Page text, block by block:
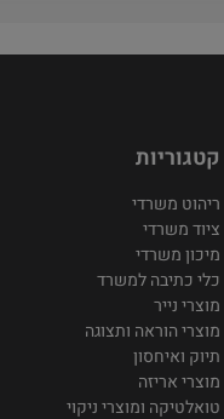
קטגוריות
ריהוט משרדי
ציוד משרדי
מיכון משרדי
כלי כתיבה למשרד
מוצרי נייר
מוצרי הוראה ותצוגה
תיוק ואיחסון
מוצרי אריזה
טואלטיקה ומוצרי ניקוי